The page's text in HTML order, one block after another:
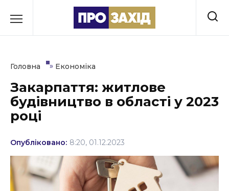
до
Культура
Освіта
Події
Політика
Головна » Економіка
Закарпаття: житлове
будівництво в області у 2023
році
Опубліковано: 8:20, 01.12.2023